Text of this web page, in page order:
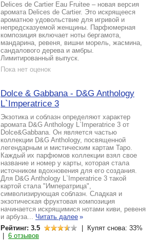
Delices de Cartier Eau Fruitee – новая версия
аромата Delices de Cartier. Это искрящееся
ароматное удовольствие для игривой и
непредсказуемой женщины. Парфюмерная
композиция включает ноты бергамота,
мандарина, ревеня, вишни морель, жасмина,
сандалового дерева и амбры.
Лимитированный выпуск.
Пока нет оценок
Dolce & Gabbana - D&G Anthology
L`Imperatrice 3
Экзотика и соблазн определяют характер
аромата D&G Anthology L`Imperatrice 3 от
Dolce&Gabbana. Он является частью
коллекции D&G Anthology, посвященной
легендарным и мистическим картам Таро.
Каждый их парфюмов коллекции взял свое
название и номер у карты, которая стала
источником вдохновения для его создания.
Для D&G Anthology L`Imperatrice 3 такой
картой стала "Императрица",
символизирующая соблазн. Сладкая и
экзотическая фруктовая композиция
начинается искрящимися нотами киви, ревеня
и арбуза... Читать далее »
Рейтинг: 3.5
| Купят снова: 33%
6 отзывов